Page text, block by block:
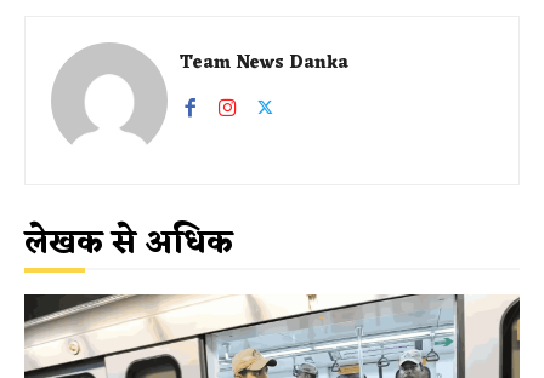
Team News Danka
लेखक से अधिक